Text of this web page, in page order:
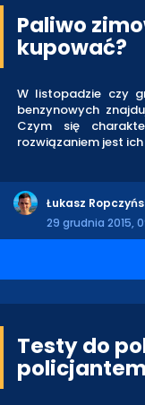
Paliwo
kupować?
W listopadzie czy
benzynowych
Czym się
rozwiązaniem jest
Łukasz
29 grudnia 2015,
Testy do
policjantem